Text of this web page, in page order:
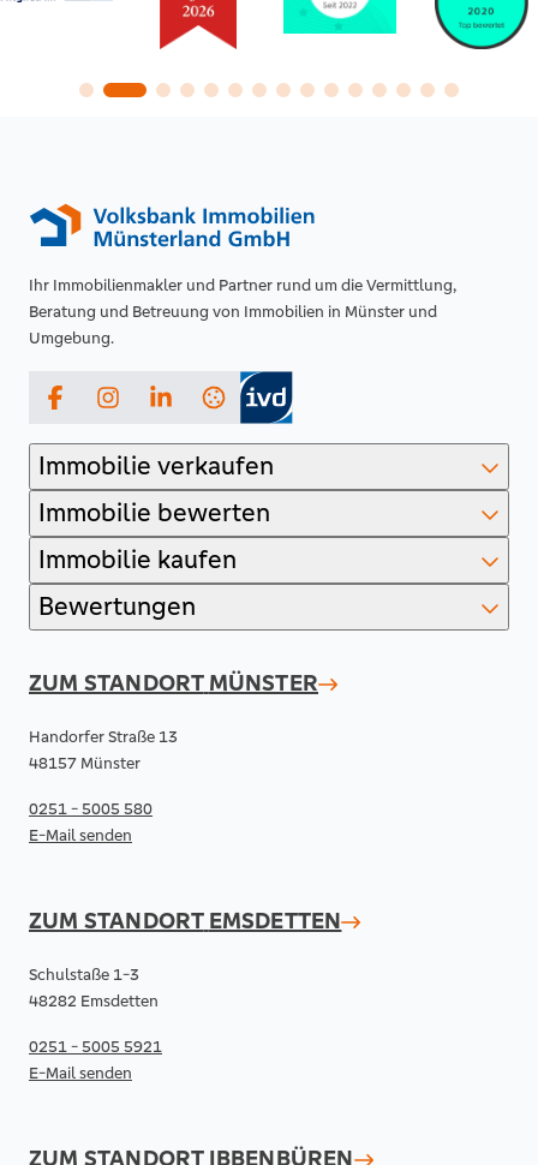
Ihr Immobilienmakler und Partner rund um die Vermittlung,
Beratung und Betreuung von Immobilien in Münster und
Umgebung.
FacebookInstagramLinkedIn
Immobilie verkaufen
Immobilie bewerten
Immobilie kaufen
Bewertungen
ZUM STANDORT MÜNSTER
Handorfer Straße 13
48157 Münster
0251 - 5005 580
E-Mail senden
ZUM STANDORT EMSDETTEN
Schulstaße 1-3
48282 Emsdetten
0251 - 5005 5921
E-Mail senden
ZUM STANDORT IBBENBÜREN